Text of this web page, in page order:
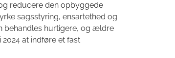
reducere den opbyggede
sagsstyring, ensartethed og
behandles hurtigere, og ældre
at indføre et fast